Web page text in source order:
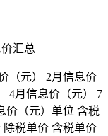
汇总
（元） 2月信息价
4月信息价（元） 7
价（元）单位 含税
税单价 含税单价